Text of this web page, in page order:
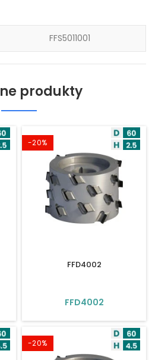
FFS5011001
produkty
-20%
FFD4002
FFD4002
-20%